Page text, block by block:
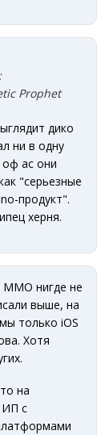
Prophet
дико
ни в одну
оф ас они
"серьезные
продукт".
херня.
ММО нигде не
выше, на
только iOS
Хотя
на
ИП с